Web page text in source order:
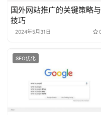
国外网站推广的关键策略与
技巧
SEO优化